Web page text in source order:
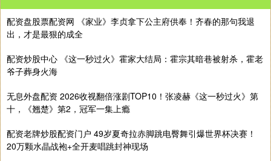
配资盘股票配资网 《家业》李贞拿下公主府供奉！齐春的那句我退
出，才是最狠的成全
配资炒股中心 《这一秒过火》霍家大结局：霍宗其暗巷被射杀，霍老
爷子葬身火海
无息外盘配资 2026收视翻倍涨剧TOP10！张凌赫《这一秒过火》第
十，《翘楚》第2，冠军一集上瘾
配资老牌炒股配资门户 49岁夏奇拉赤脚跳电臀舞引爆世界杯决赛！
20万颗水晶战袍+全开麦唱跳封神现场